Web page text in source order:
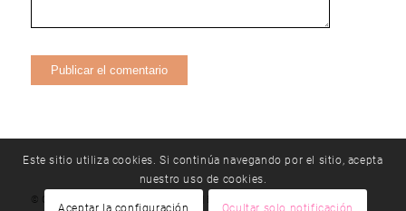
© Copyright - método | E
Este sitio utiliza cookies. Si continúa navegando por el sitio, acepta
nuestro uso de cookies.
Aceptar la configuración Ocultar solo notificación